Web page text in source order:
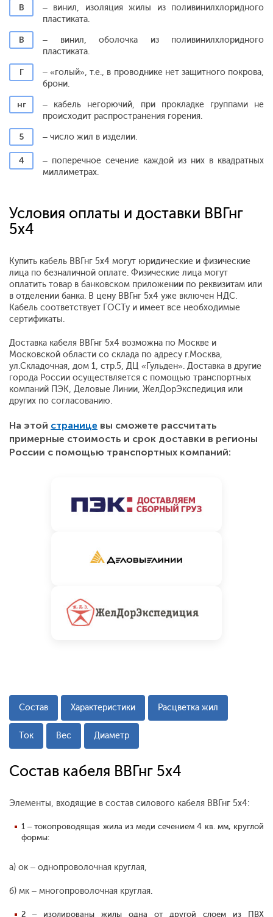
В
– винил, изоляция жилы из поливинилхлоридного
пластиката.
В
– винил, оболочка из поливинилхлоридного
пластиката.
Г
– «голый», т.е., в проводнике нет защитного покрова,
брони.
нг
– кабель негорючий, при прокладке группами не
происходит распространения горения.
5
– число жил в изделии.
4
– поперечное сечение каждой из них в квадратных
миллиметрах.
Условия оплаты и доставки ВВГнг
5х4
Купить кабель ВВГнг 5х4 могут юридические и физические
лица по безналичной оплате. Физические лица могут
оплатить товар в банковском приложении по реквизитам или
в отделении банка. В цену ВВГнг 5х4 уже включен НДС.
Кабель соответствует ГОСТу и имеет все необходимые
сертификаты.
Доставка кабеля ВВГнг 5х4 возможна по Москве и
Московской области со склада по адресу г.Москва,
ул.Складочная, дом 1, стр.5, ДЦ «Гульден». Доставка в другие
города России осуществляется с помощью транспортных
компаний ПЭК, Деловые Линии, ЖелДорЭкспедиция или
других по согласованию.
На этой странице вы сможете рассчитать
примерные стоимость и срок доставки в регионы
России с помощью транспортных компаний:
Состав Характеристики Расцветка жил
Ток Вес Диаметр
Состав кабеля ВВГнг 5х4
Элементы, входящие в состав силового кабеля ВВГнг 5х4:
1 – токопроводящая жила из меди сечением 4 кв. мм, круглой
формы:
а) ок – однопроволочная круглая,
б) мк – многопроволочная круглая.
2 – изолированы жилы одна от другой слоем из ПВХ